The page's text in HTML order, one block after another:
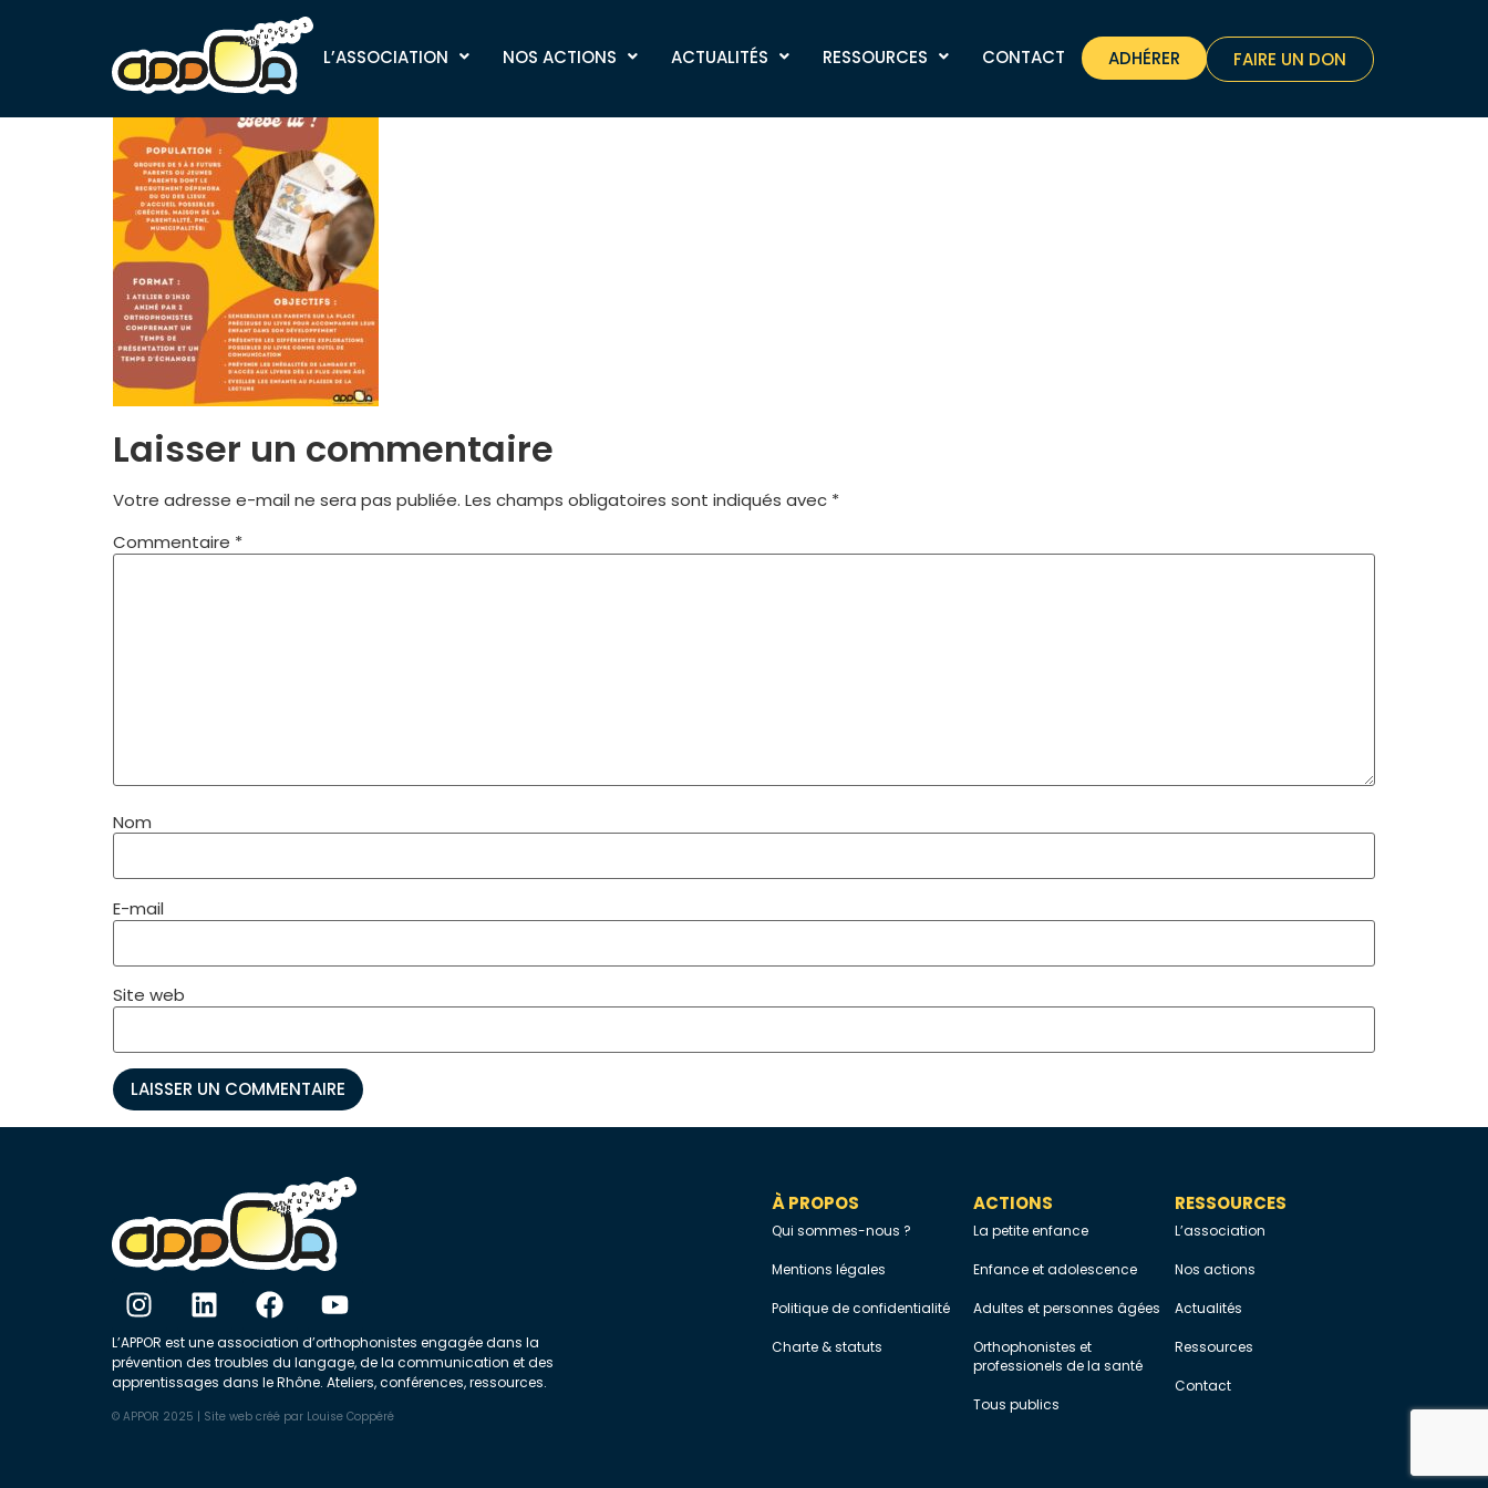
L’ASSOCIATION NOS ACTIONS ACTUALITÉS RESSOURCES CONTACT ADHÉRER FAIRE UN DON
Bébé parle, Bébé lit ! (10)
Laisser un commentaire
Votre adresse e-mail ne sera pas publiée. Les champs obligatoires sont indiqués avec *
Commentaire *
Nom
E-mail
Site web
L’APPOR est une association d’orthophonistes engagée dans la
prévention des troubles du langage, de la communication et des
apprentissages dans le Rhône. Ateliers, conférences, ressources.
© APPOR 2025 | Site web créé par Louise Coppéré
À PROPOS
Qui sommes-nous ?
Mentions légales
Politique de confidentialité
Charte & statuts
ACTIONS
La petite enfance
Enfance et adolescence
Adultes et personnes âgées
Orthophonistes et
professionels de la santé
Tous publics
RESSOURCES
L’association
Nos actions
Actualités
Ressources
Contact